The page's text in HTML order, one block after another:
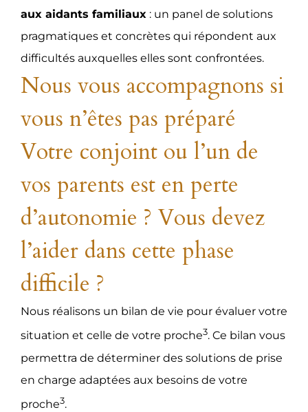
aux aidants familiaux : un panel de solutions
pragmatiques et concrètes qui répondent aux
difficultés auxquelles elles sont confrontées.
Nous vous accompagnons si
vous n’êtes pas préparé
Votre conjoint ou l’un de
vos parents est en perte
d’autonomie ? Vous devez
l’aider dans cette phase
difficile ?
Nous réalisons un bilan de vie pour évaluer votre
situation et celle de votre proche3. Ce bilan vous
permettra de déterminer des solutions de prise
en charge adaptées aux besoins de votre
proche3.